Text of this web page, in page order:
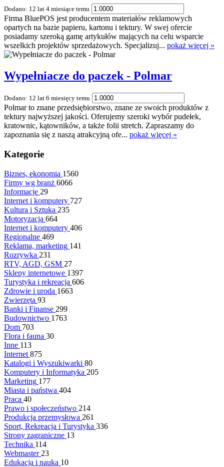
Dodano: 12 lat 4 miesiące temu
Firma BluePOS jest producentem materiałów reklamowych
opartych na bazie papieru, kartonu i tektury. W swej ofercie
posiadamy szeroką gamę artykułów mających na celu wsparcie
wszelkich projektów sprzedażowych. Specjalizuj... pokaż więcej »
Wypełniacze do paczek - Polmar
Dodano: 12 lat 6 miesięcy temu
Polmar to znane przedsiębiorstwo, znane ze swoich produktów z
tektury najwyższej jakości. Oferujemy szeroki wybór pudełek,
kratownic, kątowników, a także folii stretch. Zapraszamy do
zapoznania się z naszą atrakcyjną ofe... pokaż więcej »
Kategorie
Biznes, ekonomia 1560
Firmy wg branż 6066
Informacje 29
Internet i komputery 727
Kultura i Sztuka 235
Motoryzacja 664
Internet i komputery 406
Regionalne 469
Reklama, marketing 141
Rozrywka 231
RTV, AGD, GSM 27
Sklepy internetowe 1397
Turystyka i rekreacja 606
Zdrowie i uroda 1663
Zwierzęta 93
Banki i Finanse 299
Budownictwo 1763
Dom 703
Flora i fauna 30
Inne 113
Internet 875
Katalogi i Wyszukiwarki 80
Komputery i Informatyka 205
Marketing 177
Miasta i państwa 404
Praca 40
Prawo i społeczeństwo 214
Produkcja przemysłowa 261
Sport, Rekreacja i Turystyka 336
Strony zagraniczne 13
Technika 114
Webmaster 23
Edukacja i nauka 10